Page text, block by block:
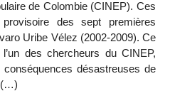
de Colombie (CINEP). Ces
des sept premières
Uribe Vélez (2002-2009). Ce
des chercheurs du CINEP,
désastreuses de
(…)